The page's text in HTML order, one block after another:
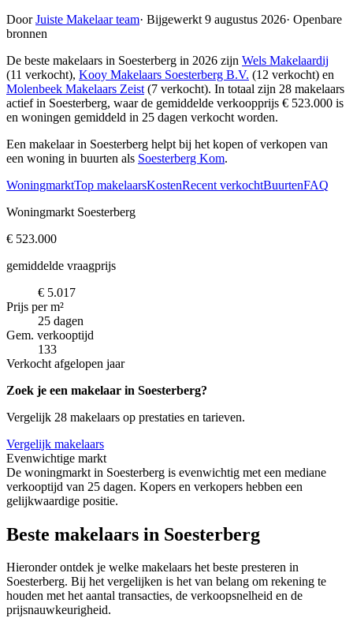
DoorJuiste Makelaar team· Bijgewerkt 9 augustus 2026· Openbare
bronnen
De beste makelaars in Soesterberg in 2026 zijn Wels Makelaardij
(11 verkocht), Kooy Makelaars Soesterberg B.V. (12 verkocht) en
Molenbeek Makelaars Zeist (7 verkocht). In totaal zijn 28 makelaars
actief in Soesterberg, waar de gemiddelde verkoopprijs € 523.000 is
en woningen gemiddeld in 25 dagen verkocht worden.
Een makelaar in Soesterberg helpt bij het kopen of verkopen van
een woning in buurten als Soesterberg Kom.
WoningmarktTop makelaarsKostenRecent verkochtBuurtenFAQ
Woningmarkt Soesterberg
€ 523.000
gemiddelde vraagprijs
€ 5.017
Prijs per m²
25 dagen
Gem. verkooptijd
133
Verkocht afgelopen jaar
Zoek je een makelaar in Soesterberg?
Vergelijk 28 makelaars op prestaties en tarieven.
Vergelijk makelaars
Evenwichtige markt
De woningmarkt in Soesterberg is evenwichtig met een mediane
verkooptijd van 25 dagen. Kopers en verkopers hebben een
gelijkwaardige positie.
Beste makelaars in Soesterberg
Hieronder ontdek je welke makelaars het beste presteren in
Soesterberg. Bij het vergelijken is het van belang om rekening te
houden met het aantal transacties, de verkoopsnelheid en de
prijsnauwkeurigheid.